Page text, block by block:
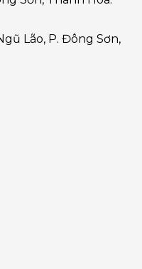
Lão, P. Đông Sơn,